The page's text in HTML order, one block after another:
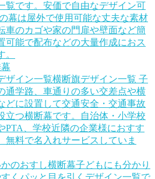
覧です。安価で自由なデザイン可
幕は屋外で使用可能な丈夫な素材
車のカゴや家の門扉や壁面など簡
可能で配布などの大量作成におス
。
ザイン一覧横断旗デザイン一覧 子
通学路、車通りの多い交差点や横
どに設置して交通安全・交通事故
立つ横断幕です。自治体・小学校
PTA、学校近隣の企業様におすす
無料で名入れサービスしていま
のおすし横断幕子どもにも分かり
くパッと目を引くデザイン一覧で